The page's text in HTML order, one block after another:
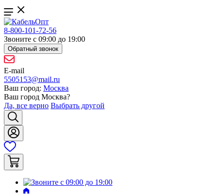
8-800-101-72-56
Звоните с 09:00 до 19:00
Обратный звонок
E-mail
5505153@mail.ru
Ваш город: Москва
Ваш город Москва?
Да, все верно Выбрать другой